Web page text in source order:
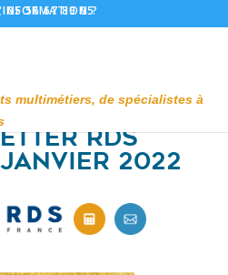
05 56 67 89 05?
2022